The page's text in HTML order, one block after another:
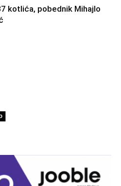
kotlića, pobednik Mihajlo